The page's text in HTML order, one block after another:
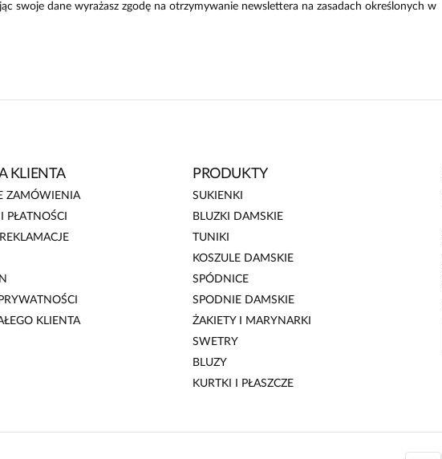
swoje dane wyrażasz zgodę na otrzymywanie newslettera na zasadach określonych w
KLIENTA
ZAMÓWIENIA
PŁATNOŚCI
KLIENTA
PRODUKTY
SUKIENKI
BLUZKI DAMSKIE
TUNIKI
KOSZULE DAMSKIE
SPÓDNICE
SPODNIE DAMSKIE
ŻAKIETY I MARYNARKI
SWETRY
BLUZY
KURTKI I PŁASZCZE